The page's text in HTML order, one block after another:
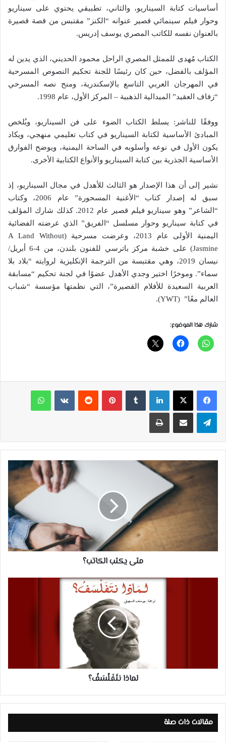
أساسيات كتابة السيناريو، والثاني، تطبيقي يحتوي على سيناريو
وحوار فيلم سينمائي قصير عنوانه “الكنز” مقتبس من قصة قصيرة
بالعنوان نفسه للكاتب المصري يوسف إدريس.
الكتاب مُهدى للممثل المصري الراحل محمود الحديني، الذي يدين له
المؤلف بالفضل، حين كان رئيسًا للجنة تحكيم النصوص المسرحية
في المهرجان العربي التاسع بالإسكندرية، ومنح نصه المسرحي
“زفاف العقيد” الميدالية الذهبية – المركز الأول، عام 1998.
ووفقًا للناشر: يسلط الكتاب الضوء على فن السيناريو، ويُلخص
المبادئ الأساسية لكتابة السيناريو في كتاب تعليمي منهجي، ويكاد
يكون الأول في نوعه وأسلوبه في الساحة اليمنية، ويوضح الفوارق
الأساسية الجذرية بين كتابة السيناريو والأنواع الكتابية الأخرى.
نشير إلى أن هذا الإصدار هو الثالث للأهدل في مجال السيناريو، إذ
سبق له إصدار كتاب “الأغنية المسحورة” عام 2006، وكتاب
“الشاعر” وهو سيناريو فيلم قصير عام 2012. كذلك شارك المؤلف
في كتابة سيناريو وحوار مسلسل “الفريق” الذي عرضته الفضائية
اليمنية الأولى عام 2013، وعرضت مسرحية (A Land Without
Jasmine) على خشبة مركز باترسي للفنون بلندن، من 4-6 أبريل/
نيسان 2019، وهي مقتبسة من الترجمة الإنكليزية لروايته “بلاد بلا
سماء”. وموخرًا اختير وجدي الأهدل عضوًا في لجنة تحكيم “مسابقة
العربية السعيدة للأفلام القصيرة”، التي نظمتها مؤسسة “شباب
العالم معًا” (YWT).
شارك هذا الموضوع:
لينكدإن بينتيريست واتساب
تيلقرام مشاركة عبر البريد طباعة
الكاتب؟
متى يكتب الكاتب؟
لماذا نتَفَلْسَفُ؟
مقالات ذات صلة